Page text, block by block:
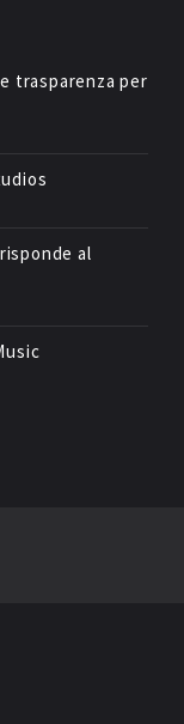
trasparenza per
al